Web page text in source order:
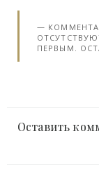
ПЕРВЫМ.
Оставить